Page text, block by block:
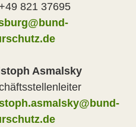
821 37695
Asmalsky